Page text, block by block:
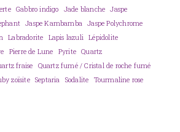
Gabbro indigo Jade blanche
Jaspe
Jaspe Kambamba Jaspe Polychrome
Labradorite Lapis lazuli Lépidolite
Pierre de Lune Pyrite Quartz
fraise
Quartz fumé / Cristal de roche fumé
zoïsite Septaria Sodalite
Tourmaline rose